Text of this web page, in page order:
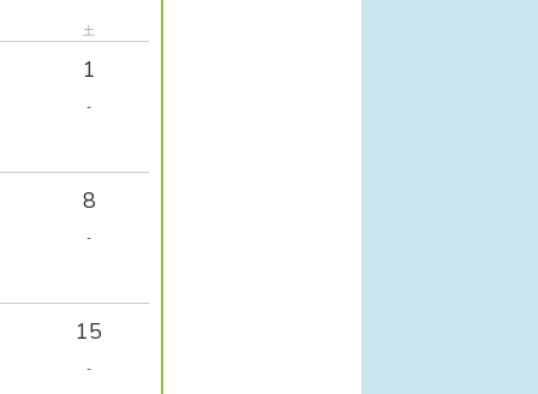
土
1
-
8
-
15
-